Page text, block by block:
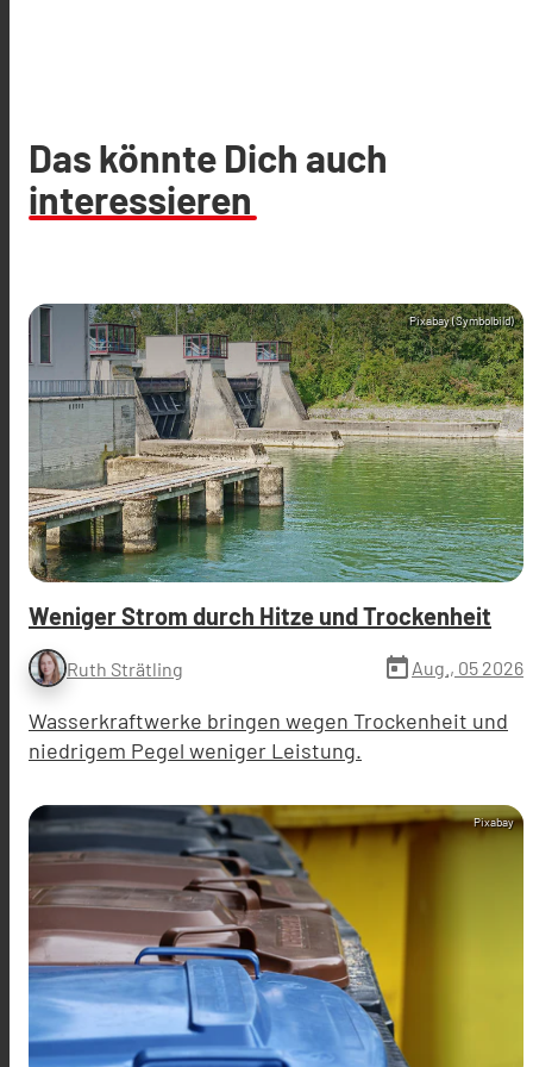
Das könnte Dich auch
interessieren
Pixabay (Symbolbild)
Weniger Strom durch Hitze und Trockenheit
Ruth Strätling today Aug., 05 2026
Wasserkraftwerke bringen wegen Trockenheit und
niedrigem Pegel weniger Leistung.
Pixabay